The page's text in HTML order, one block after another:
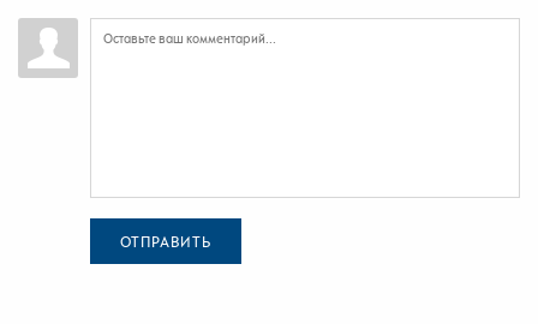
ОТПРАВИТЬ